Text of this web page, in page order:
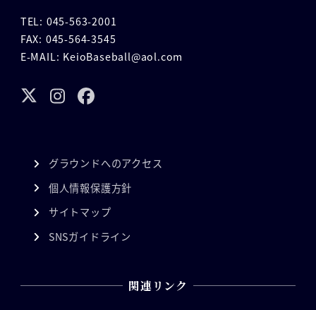
TEL: 045-563-2001
FAX: 045-564-3545
E-MAIL: KeioBaseball@aol.com
グラウンドへのアクセス
個人情報保護方針
サイトマップ
SNSガイドライン
関連リンク